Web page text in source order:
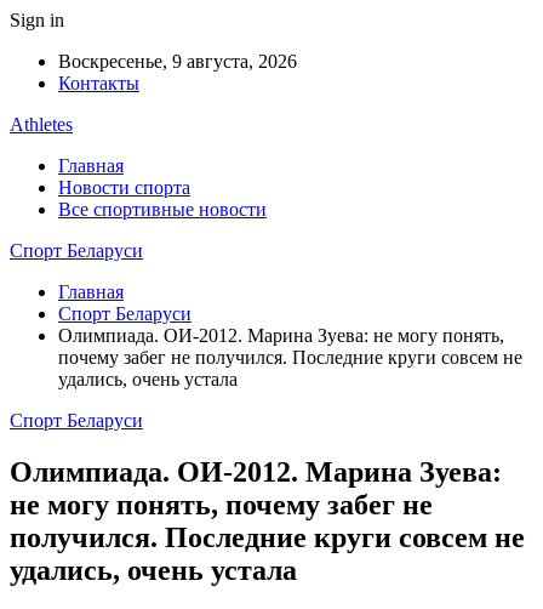
Sign in
Воскресенье, 9 августа, 2026
Контакты
Athletes
Главная
Новости спорта
Все спортивные новости
Спорт Беларуси
Главная
Спорт Беларуси
Олимпиада. ОИ-2012. Марина Зуева: не могу понять,
почему забег не получился. Последние круги совсем не
удались, очень устала
Спорт Беларуси
Олимпиада. ОИ-2012. Марина Зуева:
не могу понять, почему забег не
получился. Последние круги совсем не
удались, очень устала